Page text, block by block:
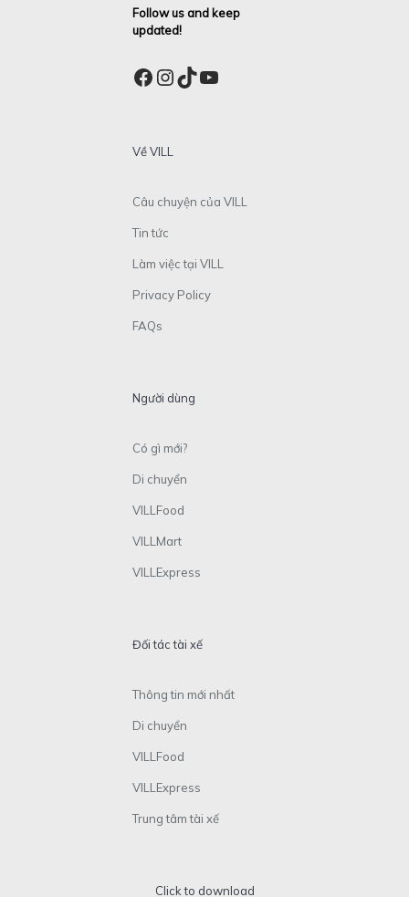
Follow us and keep
updated!
Facebook
Instagram
TikTok
YouTube
Về VILL
Câu chuyện của VILL
Tin tức
Làm việc tại VILL
Privacy Policy
FAQs
Người dùng
Có gì mới?
Di chuyển
VILLFood
VILLMart
VILLExpress
Đối tác tài xế
Thông tin mới nhất
Di chuyển
VILLFood
VILLExpress
Trung tâm tài xế
Click to download